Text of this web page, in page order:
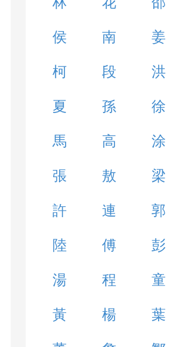
侯 南 姜
柯 段 洪
夏 孫 徐
馬 高 涂
張 敖 梁
許 連 郭
陸 傅 彭
湯 程 童
黃 楊 葉